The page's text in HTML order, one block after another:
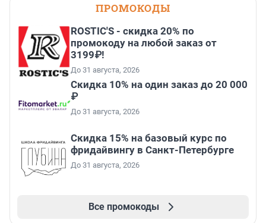
ПРОМОКОДЫ
ROSTIC'S - скидка 20% по
промокоду на любой заказ от
3199₽!
До 31 августа, 2026
Скидка 10% на один заказ до 20 000
₽
До 31 августа, 2026
Скидка 15% на базовый курс по
фридайвингу в Санкт-Петербурге
До 31 августа, 2026
Все промокоды